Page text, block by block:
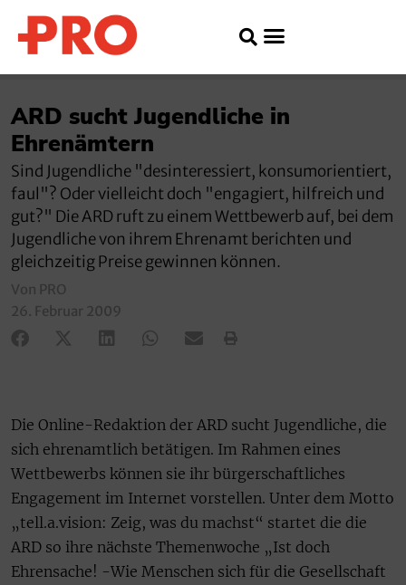
ARD sucht Jugendliche in
Ehrenämtern
Sind Jugendliche "desinteressiert, konsumorientiert,
faul"? Oder vielleicht doch "engagiert, hilfreich und
gut?" Die ARD ruft zu einem Wettbewerb auf, bei dem
Jugendliche von ihrem Ehrenamt berichten und
gleichzeitig Preise gewinnen können.
Von PRO
26. Februar 2009
Die Online-Redaktion der ARD sucht Jugendliche, die
sich ehrenamtlich betätigen. Im Rahmen eines
Wettbewerbs können sie ihr bürgerschaftliches
Engagement im Internet vorstellen. Unter dem Motto
„tell.a.vision: Zeig, was du machst“ startet die die
ARD so ihre nächste Themenwoche „Ist doch
Ehrensache! -Wie Menschen sich für die Gesellschaft